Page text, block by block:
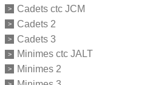
Cadets ctc JCM
Cadets 2
Cadets 3
Minimes ctc JALT
Minimes 2